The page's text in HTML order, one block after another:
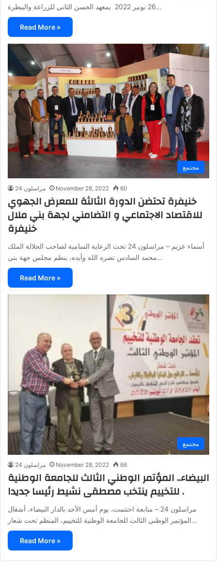
26 نونبر 2022 بمعهد الحسن الثاني للزراعة والبيطرة…
Read More »
مجتمع
مراسلون 24 November 28, 2022 60
خنيفرة تحتضن الدورة الثالثة للمعرض الجهوي
للاقتصاد الاجتماعي و التضامني لجهة بني ملال
خنيفرة
أسماء عزيم – مراسلون 24 تحت الرعاية السامية لصاحب الجلالة الملك
محمد السادس نصره الله وأيده، ينظم مجلس جهة بني…
Read More »
مجتمع
مراسلون 24 November 28, 2022 66
البيضاء.. المؤتمر الوطني الثالث للجامعة الوطنية
للتخييم ينتخب مصطقى نشيط رئيسا جديدا .
مراسلون 24 – متابعة اختتمت، يوم أمس الأحد بالدار البيضاء، أشغال
المؤتمر الوطني الثالث للجامعة الوطنية للتخييم، المنظم تحت شعار…
Read More »